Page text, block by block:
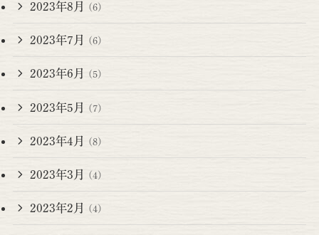
2023年8月 (6)
2023年7月 (6)
2023年6月 (5)
2023年5月 (7)
2023年4月 (8)
2023年3月 (4)
2023年2月 (4)